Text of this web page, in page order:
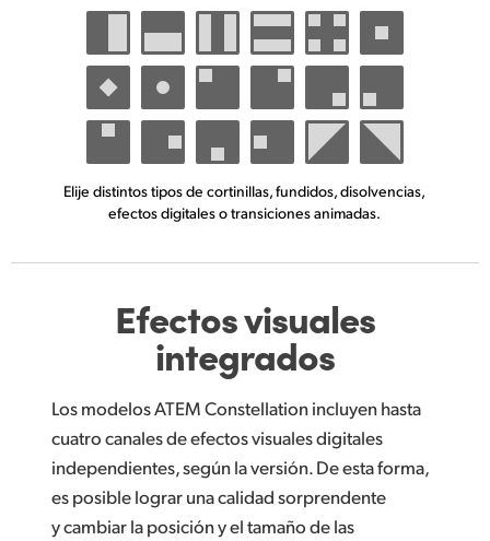
Elije distintos tipos de cortinillas, fundidos, disolvencias,
efectos digitales o transiciones animadas.
Efectos visuales
integrados
Los modelos ATEM Constellation incluyen hasta
cuatro canales de efectos visuales digitales
independientes, según la versión. De esta forma,
es posible lograr una calidad sorprendente
y cambiar la posición y el tamaño de las